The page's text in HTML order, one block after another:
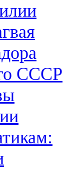
СССР